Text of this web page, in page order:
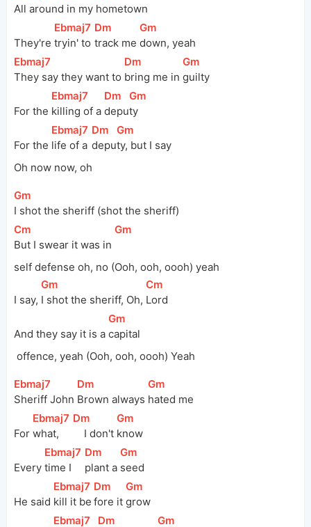
All around in my hometown
They're
[Ebmaj7 ]
tryin' to
[Dm
track me
[
Gm
down, yeah
[Ebmaj7
They say they want to
[Dm
bring me in
[
Gm
guilty
For the
[Ebmaj7
killing of a
[Dm
depu
[
Gm
ty
For the
[Ebmaj7 ]
life of a
[Dm
depu
[
Gm
ty, but I say
Oh now now, oh
[
Gm
I shot the sheriff (shot the sheriff)
[
Cm
But I swear it was in
[
Gm
self defense oh, no (Ooh, ooh, oooh) yeah
I say,
[
Gm
I shot the sheriff, Oh,
[
Cm
Lord
And they say it is a
[
Gm
capital
offence, yeah (Ooh, ooh, oooh) Yeah
[Ebmaj7
Sheriff John
[Dm
Brown always
[
Gm
hated me
For
[Ebmaj7 ]
what,
[Dm
    I don't
[
Gm
know
Every
[Ebmaj7 ]
time I
[Dm
plant a
[
Gm
seed
He said
[Ebmaj7 ]
kill it be
[Dm
fore it
[
Gm
grow
[Ebmaj7 [Dm [
Gm